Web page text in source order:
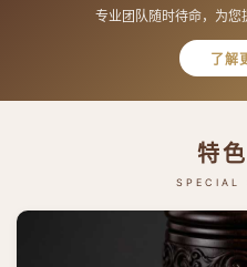
专业团队随时待命，为
了解
特
SPECIAL